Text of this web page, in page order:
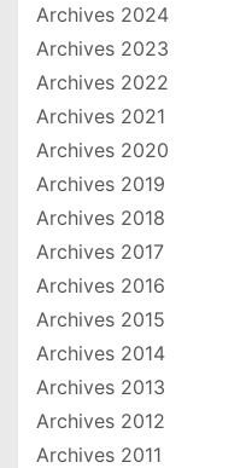
Archives 2024
Archives 2023
Archives 2022
Archives 2021
Archives 2020
Archives 2019
Archives 2018
Archives 2017
Archives 2016
Archives 2015
Archives 2014
Archives 2013
Archives 2012
Archives 2011